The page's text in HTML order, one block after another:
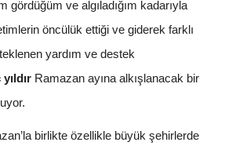
gördüğüm ve algıladığım kadarıyla
öncülük ettiği ve giderek farklı
yardım ve destek
Ramazan ayına alkışlanacak bir
birlikte özellikle büyük şehirlerde